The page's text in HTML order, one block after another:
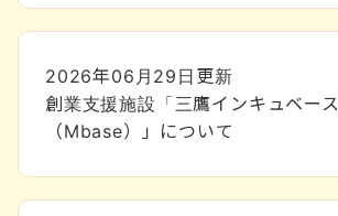
2026年06月29日 更新
創業支援施設「三鷹インキュベース
（Mbase）」について